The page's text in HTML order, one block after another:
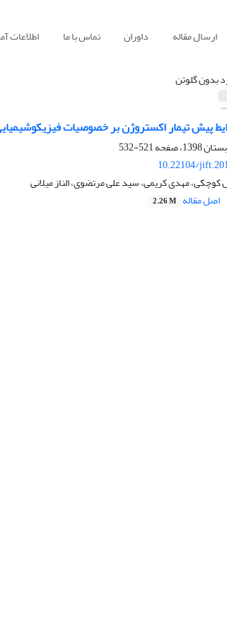
ارسال مقاله داوران تماس با ما اطلاعات
بدون گلوتن
پیش تیمار اکستروژن بر خصوصیات
521-532
10.22104/
مهدی کریمی، سید علی مرتضوی، الناز میلانی
اصل مقاله 2.26 M